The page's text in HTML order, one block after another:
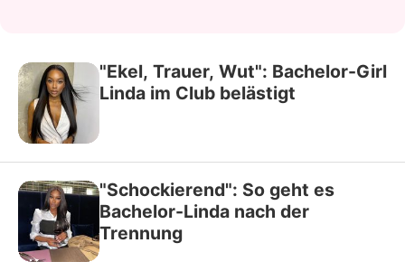
"Ekel, Trauer, Wut": Bachelor-Girl
Linda im Club belästigt
"Schockierend": So geht es
Bachelor-Linda nach der
Trennung